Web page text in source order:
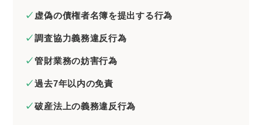
虚偽の債権者名簿を提出する行為
調査協力義務違反行為
管財業務の妨害行為
過去7年以内の免責
破産法上の義務違反行為